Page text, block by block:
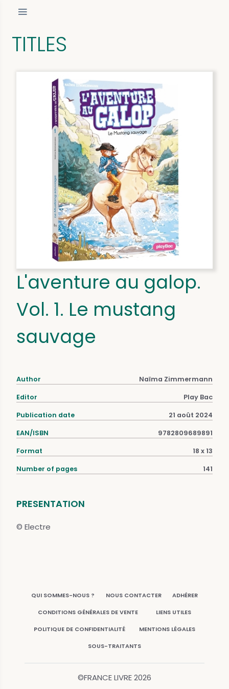
TITLES
L'aventure au galop.
Vol. 1. Le mustang
sauvage
Author Naïma Zimmermann
Editor Play Bac
Publication date 21 août 2024
EAN/ISBN 9782809689891
Format 18 x 13
Number of pages 141
PRESENTATION
© Electre
QUI SOMMES-NOUS ? NOUS CONTACTER ADHÉRER
CONDITIONS GÉNÉRALES DE VENTE LIENS UTILES
POLITIQUE DE CONFIDENTIALITÉ MENTIONS LÉGALES
SOUS-TRAITANTS
©FRANCE LIVRE2026